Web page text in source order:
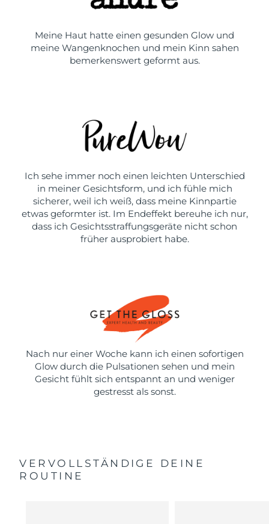
Meine Haut hatte einen gesunden Glow und
meine Wangenknochen und mein Kinn sahen
bemerkenswert geformt aus.
Ich sehe immer noch einen leichten Unterschied
in meiner Gesichtsform, und ich fühle mich
sicherer, weil ich weiß, dass meine Kinnpartie
etwas geformter ist. Im Endeffekt bereuhe ich nur,
dass ich Gesichtsstraffungsgeräte nicht schon
früher ausprobiert habe.
Nach nur einer Woche kann ich einen sofortigen
Glow durch die Pulsationen sehen und mein
Gesicht fühlt sich entspannt an und weniger
gestresst als sonst.
VERVOLLSTÄNDIGE DEINE
ROUTINE